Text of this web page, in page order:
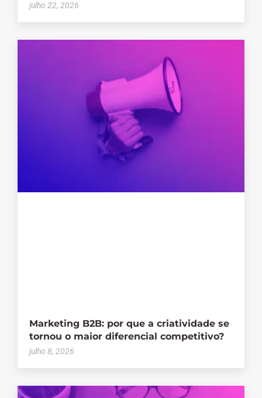
julho 22, 2026
Marketing B2B: por que a criatividade se
tornou o maior diferencial competitivo?
julho 8, 2026